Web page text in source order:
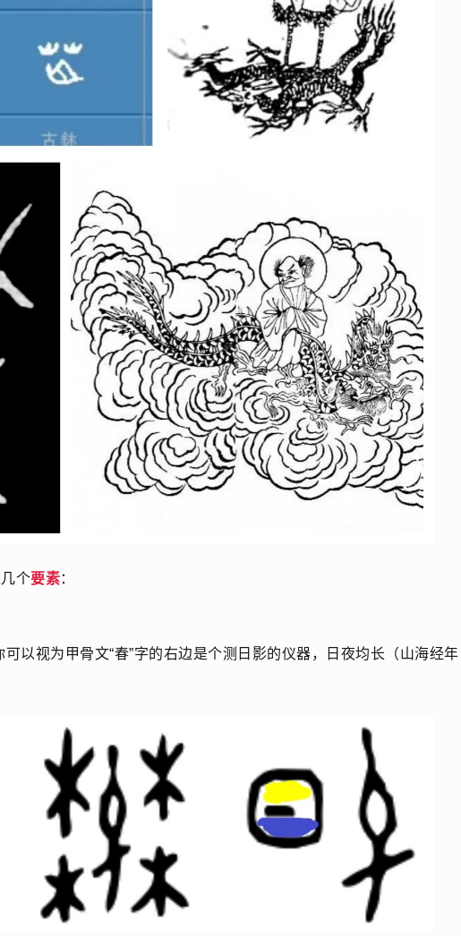
个要素：
以视为甲骨文“春”字的右边是个测日影的仪器，日夜均长（山海经年